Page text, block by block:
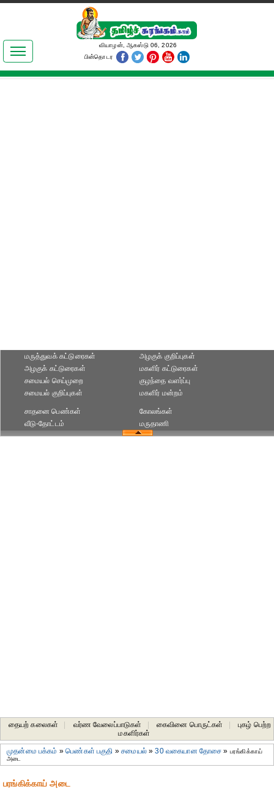
இலக்கியங்கள்
தமிழ் உலகம்
வியாழன், ஆகஸ்டு 06, 2026
பின்தொடர
மருத்துவக் கட்டுரைகள்
அழகுக் கட்டுரைகள்
அழகுக் குறிப்புகள்
மகளிர் கட்டுரைகள்
சமையல் செய்முறை
சமையல் குறிப்புகள்
குழந்தை வளர்ப்பு
மகளிர் மன்றம்
சாதனை பெண்கள்
வீடு-தோட்டம்
கோலங்கள்
மருதாணி
தையற் கலைகள் வர்ண வேலைப்பாடுகள் கைவினை பொருட்கள்
புகழ் பெற்ற
மகளிர்கள்
முதன்மை பக்கம் »பெண்கள் பகுதி »சமையல்»30 வகையான தோசை » பரங்கிக்காய்
அடை
பரங்கிக்காய் அடை